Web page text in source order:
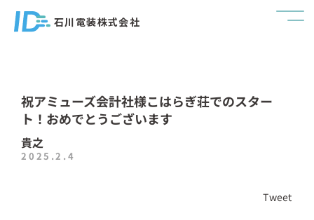
石川電装株式会社
祝アミューズ会計社様こはらぎ荘でのスター
ト！おめでとうございます
貴之
2025.2.4
Tweet